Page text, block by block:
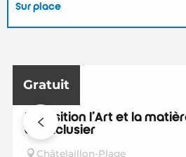
Sur place
Gratuit
31 6
Exposition l'Art et la
de l'Eclusier
Châtelaillon-Plage